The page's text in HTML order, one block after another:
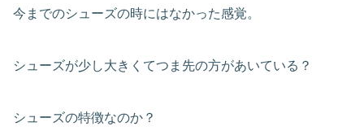
今までのシューズの時にはなかった感覚。
シューズが少し大きくてつま先の方があいている？
シューズの特徴なのか？